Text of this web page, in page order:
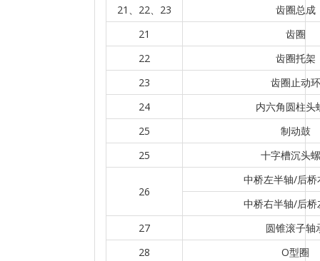
21、22、23
齿圈总成
21
齿圈
22
齿圈托架
23
齿圈止动环
24
内六角圆柱头
25
制动鼓
25
十字槽沉头
26
中桥左半轴/后桥
中桥右半轴/后桥
27
圆锥滚子轴
28
O型圈